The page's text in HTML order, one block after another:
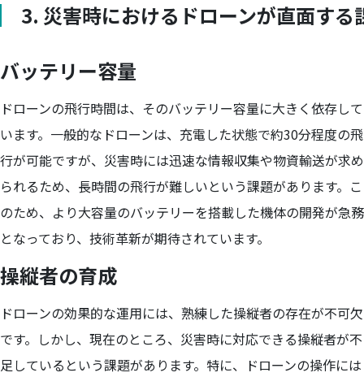
3. 災害時におけるドローンが直面する
バッテリー容量
ドローンの飛行時間は、そのバッテリー容量に大きく依存して
います。一般的なドローンは、充電した状態で約30分程度の飛
行が可能ですが、災害時には迅速な情報収集や物資輸送が求め
られるため、長時間の飛行が難しいという課題があります。こ
のため、より大容量のバッテリーを搭載した機体の開発が急務
となっており、技術革新が期待されています。
操縦者の育成
ドローンの効果的な運用には、熟練した操縦者の存在が不可欠
です。しかし、現在のところ、災害時に対応できる操縦者が不
足しているという課題があります。特に、ドローンの操作には